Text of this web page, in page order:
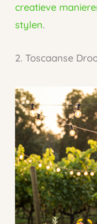
creatieve
stylen.
2. Toscaanse